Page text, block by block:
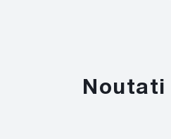
Noutati